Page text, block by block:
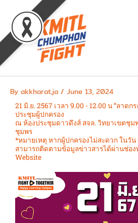
content
By akkharat.ja / June 13, 2024
21 มิ.ย. 2567 เวลา 9.00 - 12.00 น “ลาดก
ประชุมผู้ปกครอง
ณ ห้องประชุมดาวดึงส์ สจล. วิทยาเขตชุม
ชุมพร
*หมายเหตุ หากผู้ปกครองไม่สะดวก ในวัน
สามารถติดตามข้อมูลข่าวสารได้ผ่านช่อง
Website